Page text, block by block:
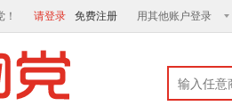
请登录 免费注册 用其他账户登录